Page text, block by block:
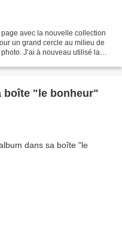
avec la nouvelle collection
un grand cercle au milieu de
J’ai à nouveau utilisé la
boîte "le bonheur"